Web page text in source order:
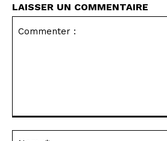
LAISSER UN COMMENTAIRE